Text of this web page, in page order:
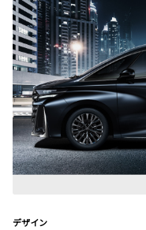
デザイン